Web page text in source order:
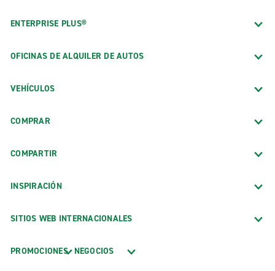
ENTERPRISE PLUS®
OFICINAS DE ALQUILER DE AUTOS
VEHÍCULOS
COMPRAR
COMPARTIR
INSPIRACIÓN
SITIOS WEB INTERNACIONALES
PROMOCIONES NEGOCIOS